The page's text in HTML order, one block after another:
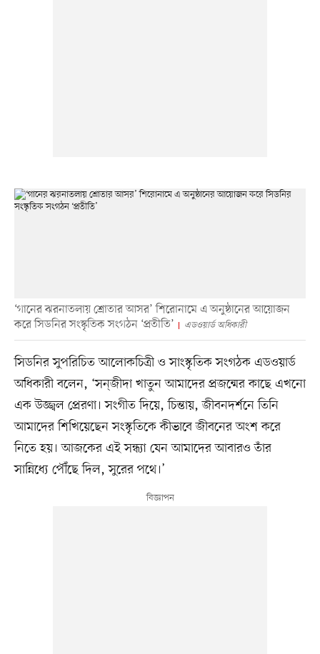
‘গানের ঝরনাতলায় শ্রোতার আসর’ শিরোনামে এ অনুষ্ঠানের আয়োজন
করে সিডনির সংস্কৃতিক সংগঠন ‘প্রতীতি’
এডওয়ার্ড অধিকারী
সিডনির সুপরিচিত আলোকচিত্রী ও সাংস্কৃতিক সংগঠক এডওয়ার্ড
অধিকারী বলেন, ‘সন্‌জীদা খাতুন আমাদের প্রজন্মের কাছে এখনো
এক উজ্জ্বল প্রেরণা। সংগীত দিয়ে, চিন্তায়, জীবনদর্শনে তিনি
আমাদের শিখিয়েছেন সংস্কৃতিকে কীভাবে জীবনের অংশ করে
নিতে হয়। আজকের এই সন্ধ্যা যেন আমাদের আবারও তাঁর
সান্নিধ্যে পৌঁছে দিল, সুরের পথে।’